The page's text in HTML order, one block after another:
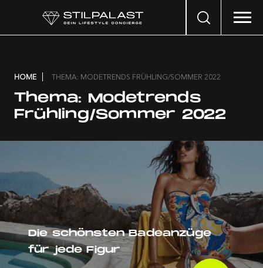
Search
HOME THEMA: MODETRENDS FRÜHLING/SOMMER 2022
Thema: Modetrends
Frühling/Sommer 2022
Die schönsten Badeanzüge
für jede Figur